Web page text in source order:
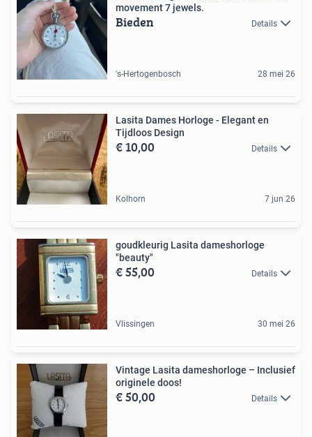
movement 7 jewels.
Bieden Details
's-Hertogenbosch 28 mei 26
Lasita Dames Horloge - Elegant en
Tijdloos Design
€ 10,00 Details
Kolhorn 7 jun 26
goudkleurig Lasita dameshorloge
"beauty"
€ 55,00 Details
Vlissingen 30 mei 26
Vintage Lasita dameshorloge – Inclusief
originele doos!
€ 50,00 Details